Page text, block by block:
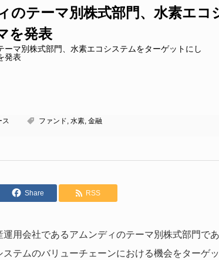
のテーマ別株式部門、水素エ
を発表
ス ファンド, 水素, 金融
Share RSS
運用会社であるアムンディのテーマ別株式部門で
ステムのバリューチェーンにおける機会をターゲ